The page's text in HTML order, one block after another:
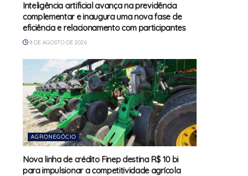
Inteligência artificial avança na previdência
complementar e inaugura uma nova fase de
eficiência e relacionamento com participantes
8 DE AGOSTO DE 2026
AGRONEGÓCIO
Nova linha de crédito Finep destina R$ 10 bi
para impulsionar a competitividade agrícola